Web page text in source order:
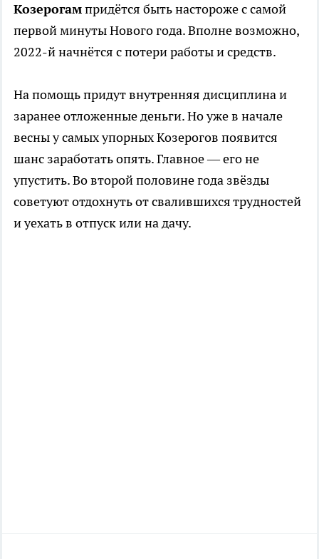
Козерогампридётся быть настороже с самой
первой минуты Нового года. Вполне возможно,
2022-й начнётся с потери работы и средств.
На помощь придут внутренняя дисциплина и
заранее отложенные деньги. Но уже в начале
весны у самых упорных Козерогов появится
шанс заработать опять. Главное — его не
упустить. Во второй половине года звёзды
советуют отдохнуть от свалившихся трудностей
и уехать в отпуск или на дачу.